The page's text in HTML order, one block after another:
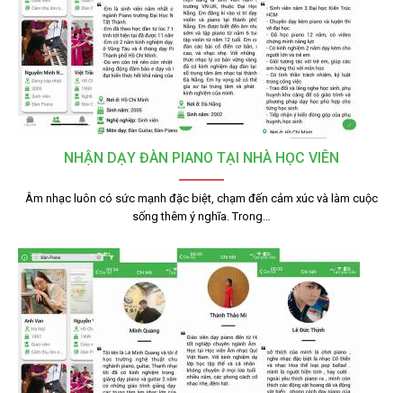
NHẬN DẠY ĐÀN PIANO TẠI NHÀ HỌC VIÊN
Âm nhạc luôn có sức mạnh đặc biệt, chạm đến cảm xúc và làm cuộc
sống thêm ý nghĩa. Trong…